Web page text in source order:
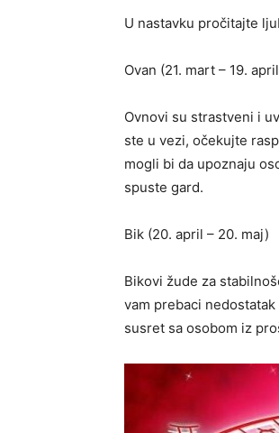
U nastavku pročitajte
Ovan (21. mart – 19.
Ovnovi su strastveni i
ste u vezi, očekujte
mogli bi da upoznaju
spuste gard.
Bik (20. april – 20. maj)
Bikovi žude za
vam prebaci
susret sa osobom iz